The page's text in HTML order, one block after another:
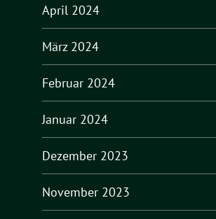
April 2024
März 2024
Februar 2024
Januar 2024
Dezember 2023
November 2023